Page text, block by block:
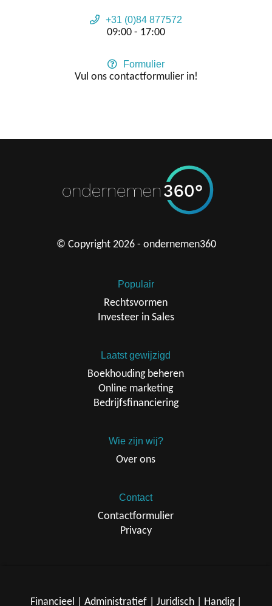
+31 (0)84 877572
09:00 - 17:00
Formulier
Vul ons contactformulier in!
© Copyright 2026 - ondernemen360
Populair
Rechtsvormen
Investeer in Sales
Laatst gewijzigd
Boekhouding beheren
Online marketing
Bedrijfsfinanciering
Wie zijn wij?
Over ons
Contact
Contactformulier
Privacy
Financieel Administratief Juridisch Handig|